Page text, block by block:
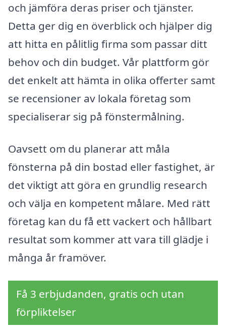
och jämföra deras priser och tjänster.
Detta ger dig en överblick och hjälper dig
att hitta en pålitlig firma som passar ditt
behov och din budget. Vår plattform gör
det enkelt att hämta in olika offerter samt
se recensioner av lokala företag som
specialiserar sig på fönstermålning.
Oavsett om du planerar att måla
fönsterna på din bostad eller fastighet, är
det viktigt att göra en grundlig research
och välja en kompetent målare. Med rätt
företag kan du få ett vackert och hållbart
resultat som kommer att vara till glädje i
många år framöver.
Få 3 erbjudanden, gratis och utan
förpliktelser